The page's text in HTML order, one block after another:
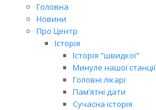
Головна
Новини
Про Центр
Історія
Історія "швидкої"
Минуле нашої станції
Головні лікарі
Пам’ятні дати
Сучасна історія